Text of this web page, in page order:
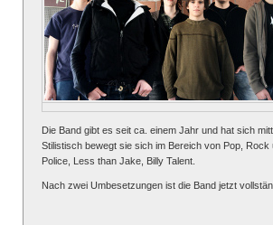
Die Band gibt es seit ca. einem Jahr und hat sich
Stilistisch bewegt sie sich im Bereich von Pop,
Police, Less than Jake, Billy Talent.
Nach zwei Umbesetzungen ist die Band jetzt